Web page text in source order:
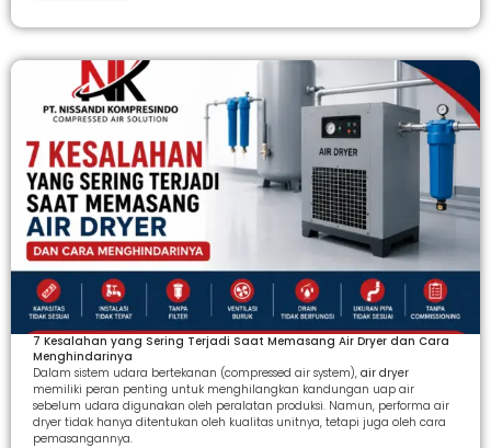
7 Kesalahan yang Sering Terjadi Saat Memasang Air Dryer dan Cara
Menghindarinya
Dalam sistem udara bertekanan (compressed air system), air dryer
memiliki peran penting untuk menghilangkan kandungan uap air
sebelum udara digunakan oleh peralatan produksi. Namun, performa air
dryer tidak hanya ditentukan oleh kualitas unitnya, tetapi juga oleh cara
pemasangannya.